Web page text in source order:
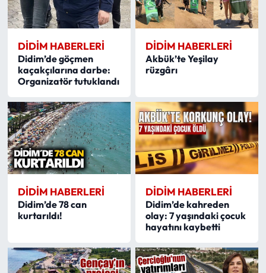
DIDIM HABERLERI
Didim’de göçmen
kaçakçılarına darbe:
Organizatör tutuklandı
DIDIM HABERLERI
Akbük’te Yeşilay
rüzgârı
DIDIM HABERLERI
Didim’de 78 can
kurtarıldı!
DIDIM HABERLERI
Didim’de kahreden
olay: 7 yaşındaki çocuk
hayatını kaybetti